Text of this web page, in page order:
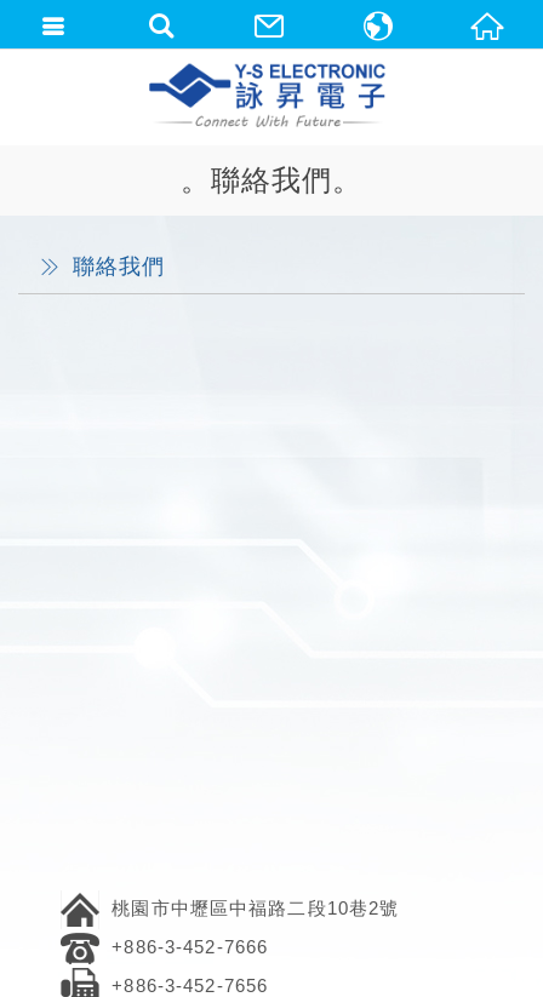
。聯絡我們。
聯絡我們
桃園市中壢區中福路二段10巷2號
+886-3-452-7666
+886-3-452-7656
中文(繁體)
English